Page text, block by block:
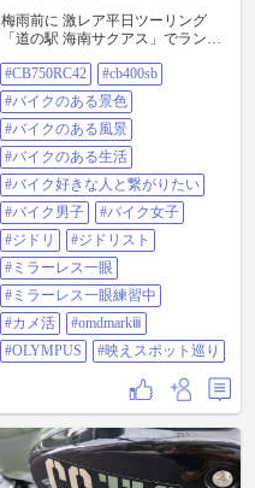
梅雨前に 激レア平日ツーリング
「道の駅 海南サクアス」でランチ
川峡」へ 玉川峡は思ってたのと違
った感じで残念 ラストはお決まり
の 「ライダーズカフェ·リトルパイ
ン」 📷:OM-D E-10 Mark Ⅲ
📱:Galaxy S22 #cb750rc42 #cb400sb #
バイクのある景色 #バイクのある風
景 #バイクのある生活 #バイク好き
な人と繋がりたい #バイク男子 #バ
イク女子 #ジドリ #ジドリスト #ミ
ラーレス一眼 #ミラーレス一眼練習
中 #カメ活 #omdmarkiii #olympus #映
えスポット巡り
#CB750RC42
#cb400sb
#バイクのある景色
#バイクのある風景
#バイクのある生活
#バイク好きな人と繋がりたい
#バイク男子
#バイク女子
#ジドリ
#ジドリスト
#ミラーレス一眼
#ミラーレス一眼練習中
#カメ活
#omdmarkⅲ
#OLYMPUS
#映えスポット巡り